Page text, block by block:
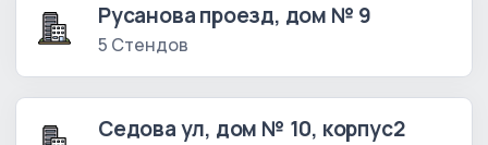
Русанова проезд, дом № 9
5 Стендов
Седова ул, дом № 10, корпус2